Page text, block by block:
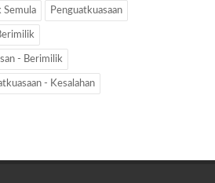
Semula Penguatkuasaan
- Berimilik
- Kesalahan